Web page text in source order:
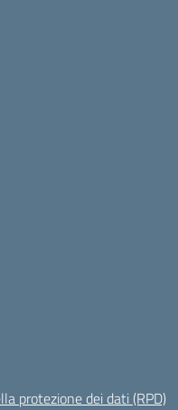
protezione dei dati (RPD)